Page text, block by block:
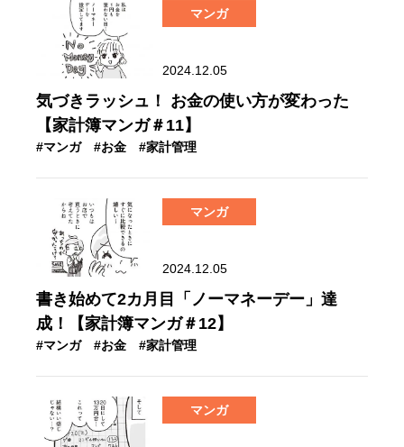
マンガ
2024.12.05
気づきラッシュ！ お金の使い方が変わった
【家計簿マンガ＃11】
#マンガ #お金 #家計管理
マンガ
2024.12.05
書き始めて2カ月目「ノーマネーデー」達
成！【家計簿マンガ＃12】
#マンガ #お金 #家計管理
マンガ